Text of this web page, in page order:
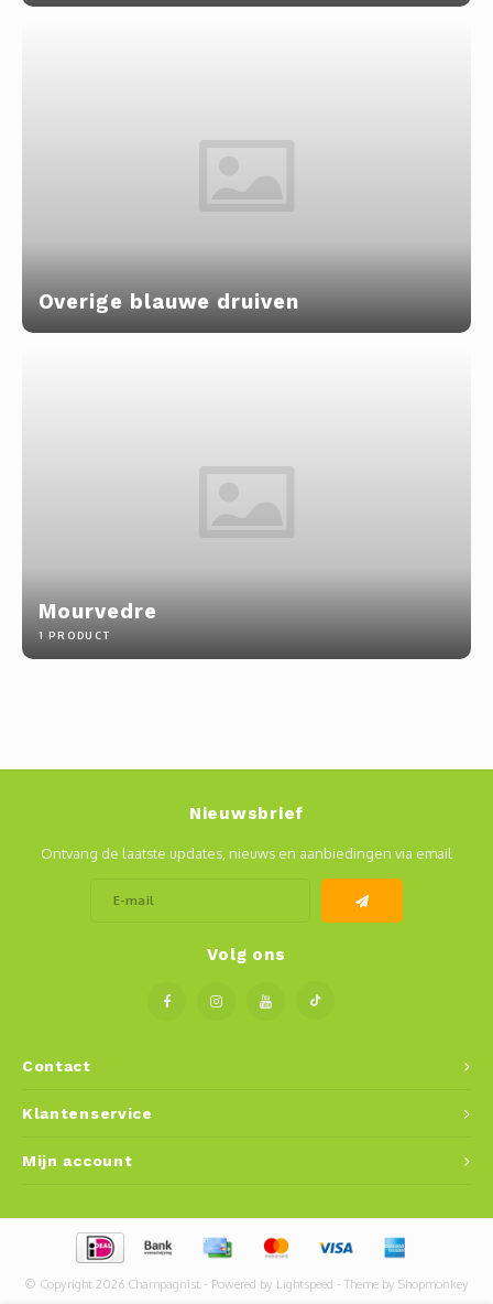
Overige blauwe druiven
Mourvedre
1 PRODUCT
Contact
Nieuwsbrief
Ontvang de laatste updates, nieuws en aanbiedingen via email
Volg ons
Klantenservice
Mijn account
© Copyright 2026 Champagnist - Powered by Lightspeed - Theme by Shopmonkey